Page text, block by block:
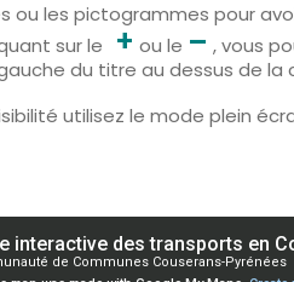
ou les pictogrammes pour
sur le
+ ou le – , vous
du titre au dessus de la
utilisez le mode plein